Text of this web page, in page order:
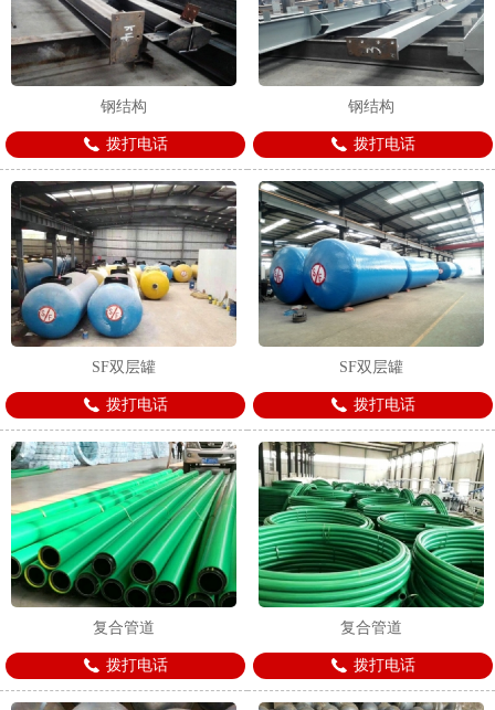
钢结构
拨打电话
钢结构
拨打电话
SF双层罐
拨打电话
SF双层罐
拨打电话
复合管道
拨打电话
复合管道
拨打电话